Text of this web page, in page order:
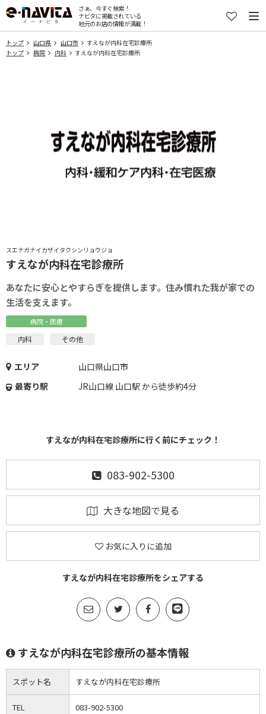
さぁ、今すぐ検索！
ナビタに掲載されている
地元のお店の情報が満載！
トップ 山口県 山口市
すえなが内科在宅診療所
トップ
病院 内科 すえなが内科在宅診療所
スエナガナイカザイタクシンリョウジョ
すえなが内科在宅診療所
あなたに安心とやすらぎを提供します。住み慣れた我が家での
生活を支えます。
病院・医療
内科 その他
エリア
山口県山口市
最寄り駅
JR山口線 山口駅 から徒歩約4分
すえなが内科在宅診療所に行く前にチェック！
083-902-5300
大きな地図で見る
お気に入りに追加
すえなが内科在宅診療所をシェアする
すえなが内科在宅診療所の基本情報
スポット名 すえなが内科在宅診療所
TEL 083-902-5300